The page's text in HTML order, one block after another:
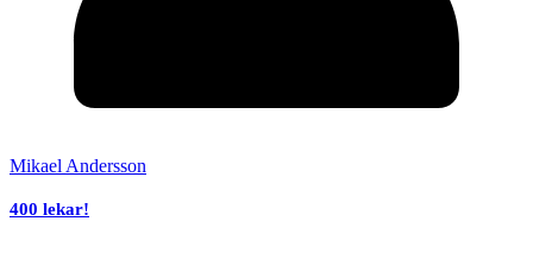
Mikael Andersson
400 lekar!